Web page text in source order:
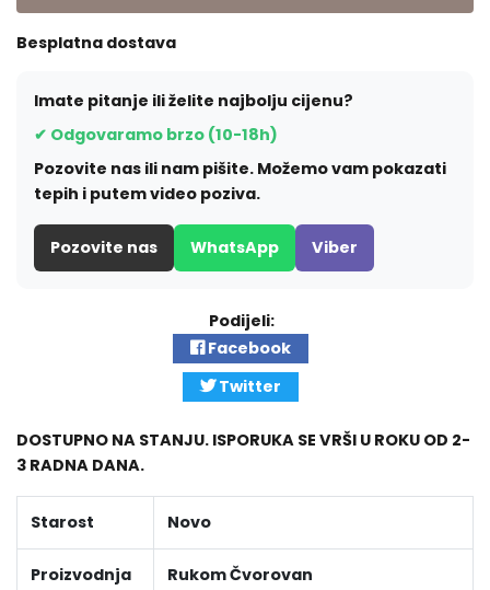
Besplatna dostava
Imate pitanje ili želite najbolju cijenu?
✔ Odgovaramo brzo (10-18h)
Pozovite nas ili nam pišite. Možemo vam pokazati
tepih i putem video poziva.
Pozovite nas WhatsApp Viber
Podijeli:
Facebook
Twitter
DOSTUPNO NA STANJU. ISPORUKA SE VRŠI U ROKU OD 2-
3 RADNA DANA.
Starost Novo
Proizvodnja Rukom Čvorovan